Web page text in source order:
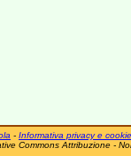
- Informativa privacy e cookie
Commons Attribuzione -